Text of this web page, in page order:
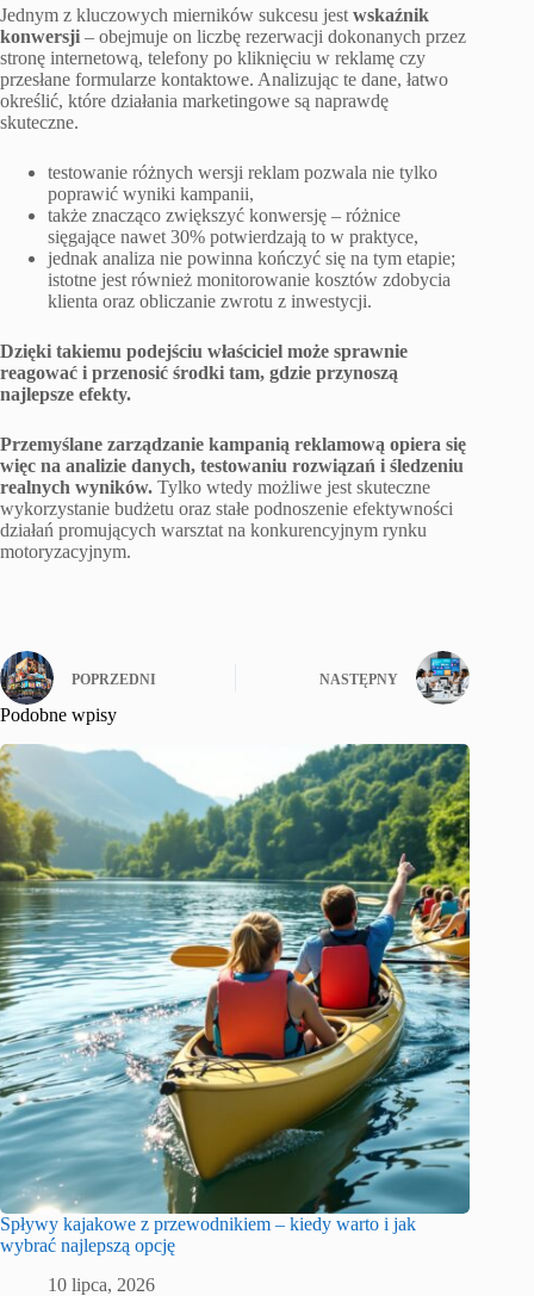
Jednym z kluczowych mierników sukcesu jest wskaźnik
konwersji – obejmuje on liczbę rezerwacji dokonanych przez
stronę internetową, telefony po kliknięciu w reklamę czy
przesłane formularze kontaktowe. Analizując te dane, łatwo
określić, które działania marketingowe są naprawdę
skuteczne.
testowanie różnych wersji reklam pozwala nie tylko
poprawić wyniki kampanii,
także znacząco zwiększyć konwersję – różnice
sięgające nawet 30% potwierdzają to w praktyce,
jednak analiza nie powinna kończyć się na tym etapie;
istotne jest również monitorowanie kosztów zdobycia
klienta oraz obliczanie zwrotu z inwestycji.
Dzięki takiemu podejściu właściciel może sprawnie
reagować i przenosić środki tam, gdzie przynoszą
najlepsze efekty.
Przemyślane zarządzanie kampanią reklamową opiera się
więc na analizie danych, testowaniu rozwiązań i śledzeniu
realnych wyników. Tylko wtedy możliwe jest skuteczne
wykorzystanie budżetu oraz stałe podnoszenie efektywności
działań promujących warsztat na konkurencyjnym rynku
motoryzacyjnym.
POPRZEDNI NASTĘPNY
Podobne wpisy
Spływy kajakowe z przewodnikiem – kiedy warto i jak
wybrać najlepszą opcję
10 lipca, 2026